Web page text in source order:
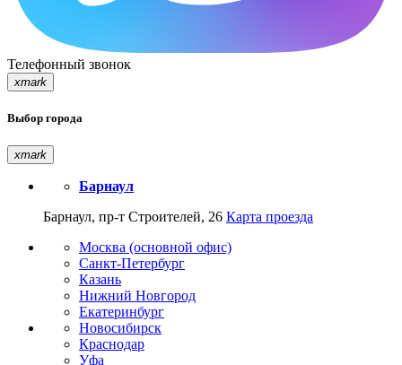
Телефонный звонок
xmark
Выбор города
xmark
Барнаул
Барнаул, пр-т Строителей, 26 Карта проезда
Москва (основной офис)
Санкт-Петербург
Казань
Нижний Новгород
Екатеринбург
Новосибирск
Краснодар
Уфа